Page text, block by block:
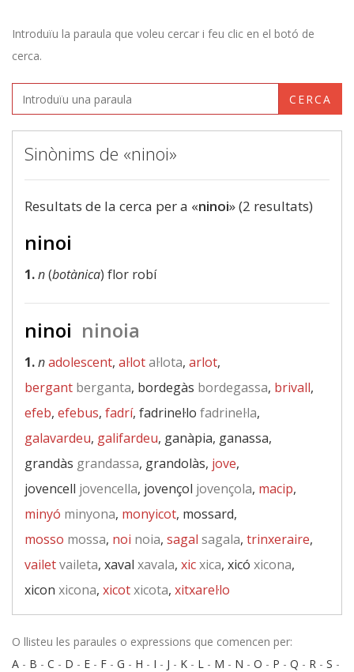
Introduïu la paraula que voleu cercar i feu clic en el botó de
cerca.
CERCA
Sinònims de «ninoi»
Resultats de la cerca per a «ninoi» (2 resultats)
ninoi
1.n(botànica) flor robí
ninoi ninoia
1.nadolescent, al·lotal·lota, arlot,
bergant berganta, bordegàs bordegassa, brivall,
efeb, efebus, fadrí, fadrinel·lo fadrinel·la,
galavardeu, galifardeu, ganàpia, ganassa,
grandàs grandassa, grandolàs, jove,
jovencell jovencella, jovençol jovençola, macip,
minyó minyona, monyicot, mossard,
mosso mossa, noi noia, sagal sagala, trinxeraire,
vailetvaileta, xaval xavala, xicxica, xicó xicona,
xicon xicona, xicotxicota, xitxarel·lo
O llisteu les paraules o expressions que comencen per:
A - B - C - D - E - F - G - H - I - J - K - L - M - N - O - P - Q - R - S -